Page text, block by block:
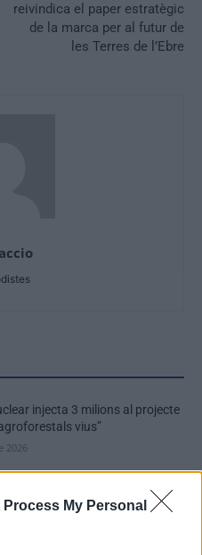
Process My Personal
reivindica el paper estratègic
de la marca per al futur de
les Terres de l’Ebre
injecta 3 milions al projecte
vius”
2026
reduir 5 °C la